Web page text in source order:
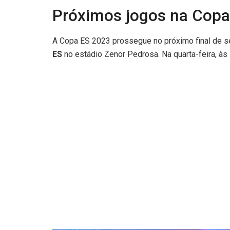
Próximos jogos na
A Copa ES 2023 prossegue no próximo final de
ES no estádio Zenor Pedrosa. Na quarta-feira,